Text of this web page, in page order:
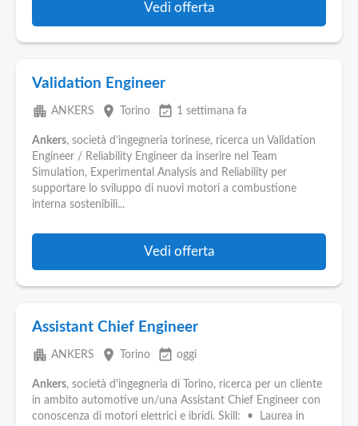
Vedi offerta
Validation Engineer
apartment ANKERS place Torino event_available 1 settimana fa
Ankers, società d’ingegneria torinese, ricerca un Validation
Engineer / Reliability Engineer da inserire nel Team
Simulation, Experimental Analysis and Reliability per
supportare lo sviluppo di nuovi motori a combustione
interna sostenibili...
Vedi offerta
Assistant Chief Engineer
apartment ANKERS place Torino event_available oggi
Ankers, società d'ingegneria di Torino, ricerca per un cliente
in ambito automotive un/una Assistant Chief Engineer con
conoscenza di motori elettrici e ibridi. Skill: • Laurea in